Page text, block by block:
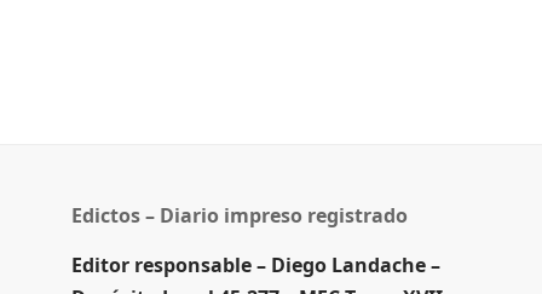
Edictos – Diario impreso registrado
Editor responsable – Diego Landache –